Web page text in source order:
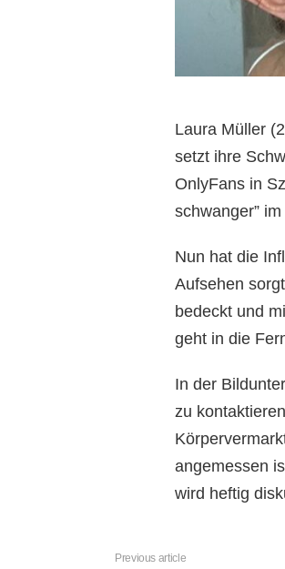
Laura Müller
setzt ihre
OnlyFans in
schwanger”
Nun hat die
Aufsehen
bedeckt und
geht in die
In der
zu
angemessen
wird heftig
Previous article